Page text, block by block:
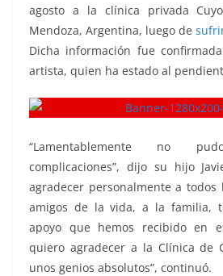
agosto a la clínica privada
Mendoza, Argentina, luego de
Dicha información fue
artista, quien ha estado al
“Lamentablemente no
complicaciones”, dijo su hijo
agradecer personalmente a todos
amigos de la vida, a la familia,
apoyo que hemos recibido en
quiero agradecer a la Clínica de
unos genios absolutos”, continuó.